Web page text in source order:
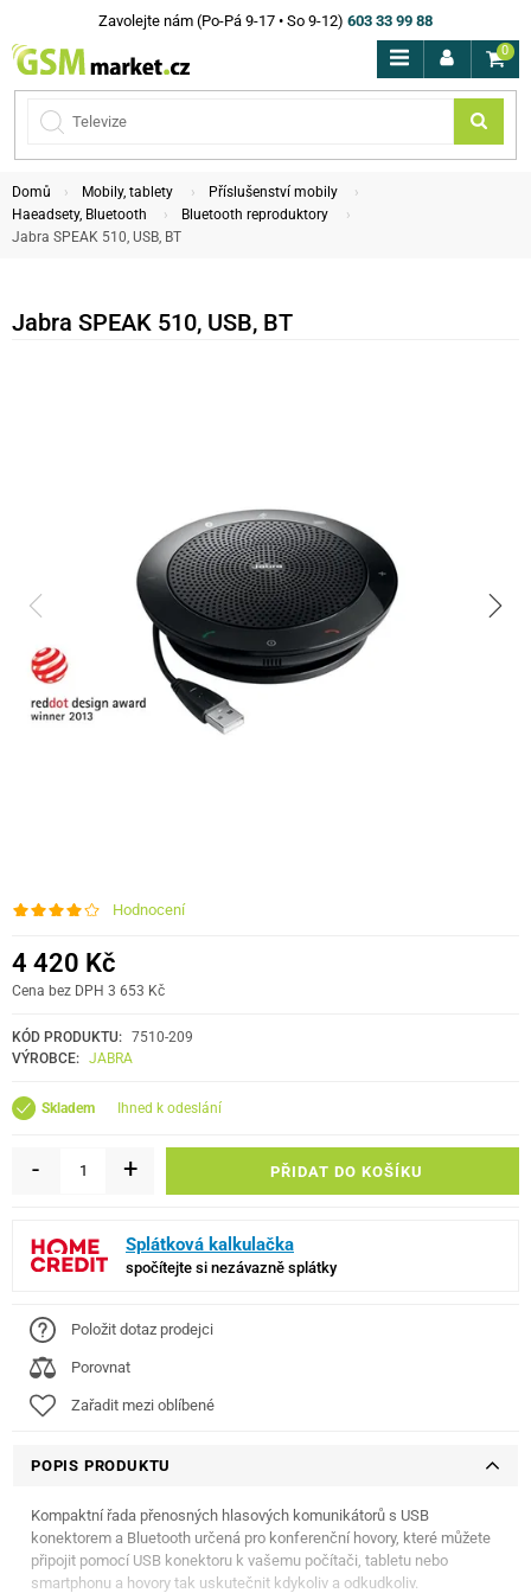
Zavolejte nám (Po-Pá 9-17 • So 9-12) 603 33 99 88
0
Domů Mobily, tablety
Příslušenství mobily
Haeadsety, Bluetooth
Bluetooth reproduktory
Jabra SPEAK 510, USB, BT
Jabra SPEAK 510, USB, BT
Hodnocení
4 420 Kč
Cena bez DPH 3 653 Kč
KÓD PRODUKTU: 7510-209
VÝROBCE: JABRA
Skladem ihned k odeslání
- + PŘIDAT DO KOŠÍKU
Splátková kalkulačka
spočítejte si nezávazně splátky
Položit dotaz prodejci
Porovnat
Zařadit mezi oblíbené
POPIS PRODUKTU
Kompaktní řada přenosných hlasových komunikátorů s USB
konektorem a Bluetooth určená pro konferenční hovory, které můžete
připojit pomocí USB konektoru k vašemu počítači, tabletu nebo
smartphonu a hovory tak uskutečnit kdykoliv a odkudkoliv.